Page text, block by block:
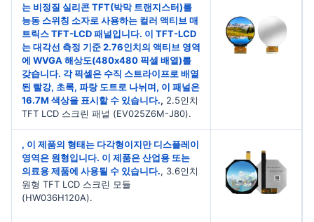
는 비정질 실리콘 TFT(박막 트랜지스터)를
능동 스위칭 소자로 사용하는 컬러 액티브 매
트릭스 TFT-LCD 패널입니다. 이 TFT-LCD
는 대각선 측정 기준 2.76인치의 액티브 영역
에 WVGA 해상도(480x480 픽셀 배열)를
갖습니다. 각 픽셀은 수직 스트라이프로 배열
된 빨강, 초록, 파랑 도트로 나뉘며, 이 패널은
16.7M 색상을 표시할 수 있습니다., 2.5인치
TFT LCD 스크린 패널 (EV025Z6M-J80).
, 이 제품의 형태는 다각형이지만 디스플레이
영역은 원형입니다. 이 제품은 산업용 또는
의료용 제품에 사용될 수 있습니다., 3.6인치
원형 TFT LCD 스크린 모듈
(HW036H120A).